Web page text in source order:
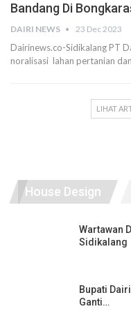
Bandang Di
DAIRI NEWS 23 Dec 2023
Dairinews.co-Sidikalang PT
noralisasi lahan pertanian
LIHAT
House Design
Wartawan
Sidikalang
Bupati
Ganti…